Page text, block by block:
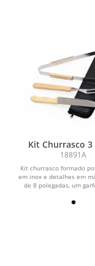
Kit Churrasco 3
18891A
Kit churrasco formado
em inox e detalhes em
de 8 polegadas, um